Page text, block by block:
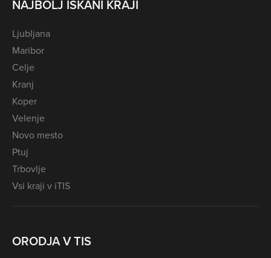
NAJBOLJ ISKANI KRAJI
Ljubljana
Maribor
Celje
Kranj
Koper
Velenje
Novo mesto
Ptuj
Trbovlje
Vsi kraji v iTIS
ORODJA V TIS